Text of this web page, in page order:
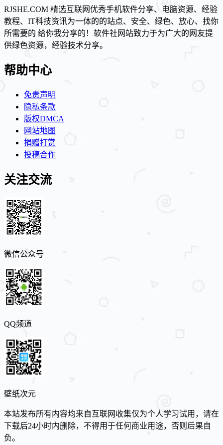
RJSHE.COM 精选互联网优秀手机软件分享、电脑资源、经验
教程、IT科技资讯为一体的的站点、安全、绿色、放心、找你
所需要的 给你我分享的！软件社网站致力于为广大的网友提
供绿色资源，经验技术分享。
帮助中心
免责声明
隐私条款
版权DMCA
网站地图
捐赠打赏
投稿合作
关注交流
微信公众号
QQ频道
壁纸次元
本站发布所有内容均来自互联网收集仅为个人学习试用，请在
下载后24小时内删除，不得用于任何商业用途，否则后果自
负。